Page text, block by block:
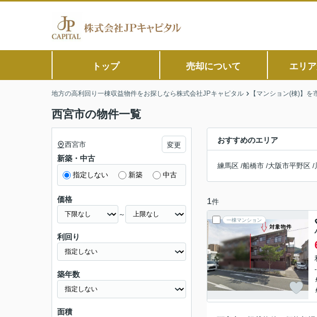
トップ 売却について エリ
地方の高利回り一棟収益物件をお探しなら株式会社JPキャピタル 【マンション(棟)】を
西宮市の物件一覧
おすすめのエリア
練馬区 /船橋市 /大阪市平野区 /
1件
一棟マンション
西宮市 変更
新築・中古
指定しない 新築 中古
価格
～
利回り
築年数
面積